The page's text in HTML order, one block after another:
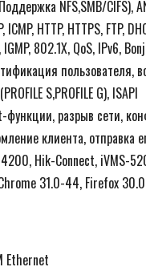
NFS,SMB/CIFS),
ICMP, HTTP, HTTPS, FTP,
IGMP, 802.1X, QoS, IPv6,
пользователя,
S,PROFILE G), ISAPI
функции, разрыв сети,
клиента, отправка
Hik-Connect, iVMS-
31.0-44, Firefox
Ethernet